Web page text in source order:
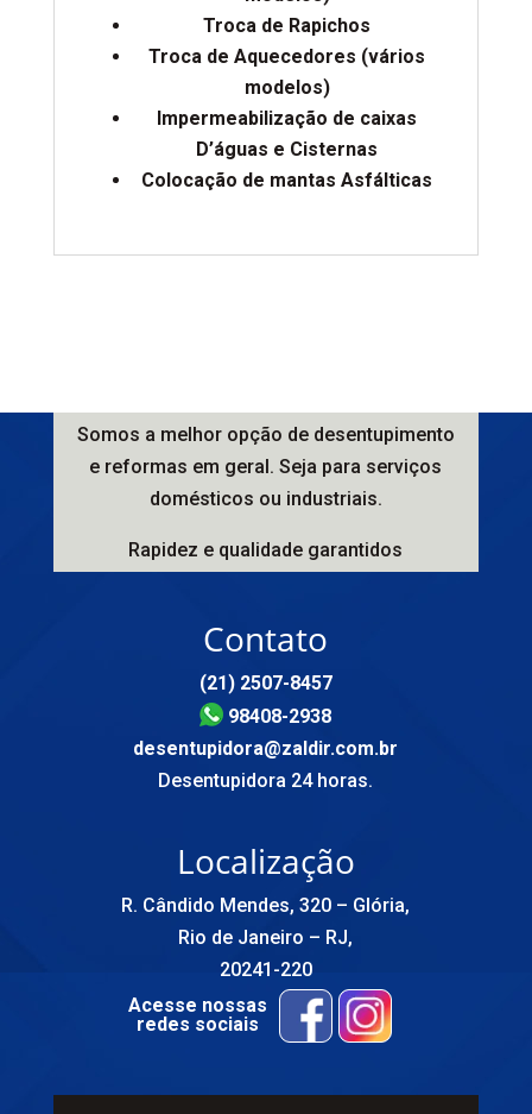
Troca de Rapichos
Troca de Aquecedores (vários
modelos)
Impermeabilização de caixas
D’águas e Cisternas
Colocação de mantas Asfálticas
Somos a melhor opção de desentupimento
e reformas em geral. Seja para serviços
domésticos ou industriais.
Rapidez e qualidade garantidos
Contato
(21) 2507-8457
98408-2938
desentupidora@zaldir.com.br
Desentupidora 24 horas.
Localização
R. Cândido Mendes, 320 – Glória,
Rio de Janeiro – RJ,
20241-220
Acesse nossas
redes sociais